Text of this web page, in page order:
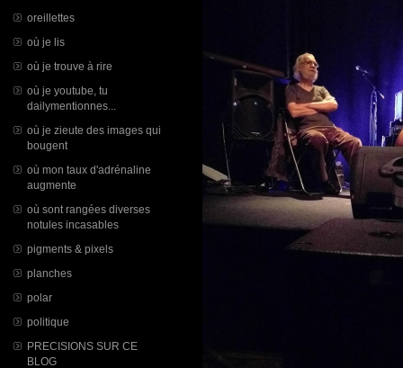
oreillettes
où je lis
où je trouve à rire
où je youtube, tu
dailymentionnes...
où je zieute des images qui
bougent
où mon taux d'adrénaline
augmente
où sont rangées diverses
notules incasables
pigments & pixels
planches
polar
politique
PRECISIONS SUR CE
BLOG